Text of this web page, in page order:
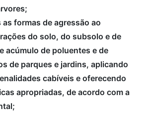
formas de agressão ao
do solo, do subsolo e de
acúmulo de poluentes e de
de parques e jardins, aplicando
cabíveis e oferecendo
apropriadas, de acordo com a